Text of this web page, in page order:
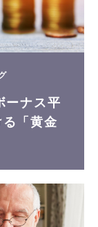
ーナス平
「黄金